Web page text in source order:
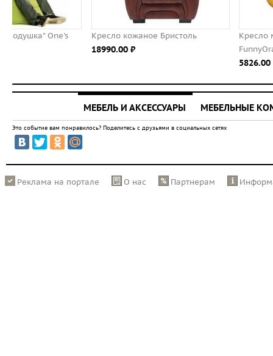
Кресло кожаное Бристоль
Кресло мешок детское
МЕБЕЛЬ И АКСЕССУАРЫ МЕБЕЛЬНЫЕ
Это событие вам понравилось? Поделитесь с друзьями в социальных сетях
Реклама на портале О нас Партнерам